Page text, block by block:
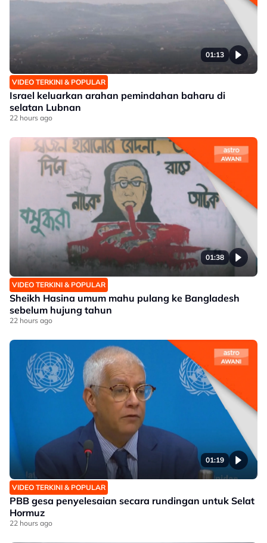
01:13
VIDEO TERKINI & POPULAR
Israel keluarkan arahan pemindahan baharu di
selatan Lubnan
22 hours ago
01:38
VIDEO TERKINI & POPULAR
Sheikh Hasina umum mahu pulang ke Bangladesh
sebelum hujung tahun
22 hours ago
01:19
VIDEO TERKINI & POPULAR
PBB gesa penyelesaian secara rundingan untuk Selat
Hormuz
22 hours ago